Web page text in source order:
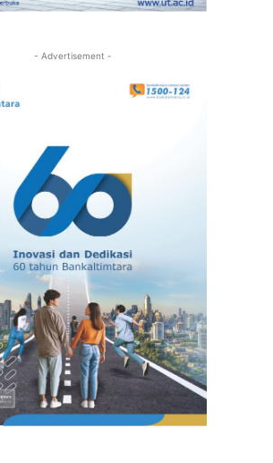
- Advertisement -